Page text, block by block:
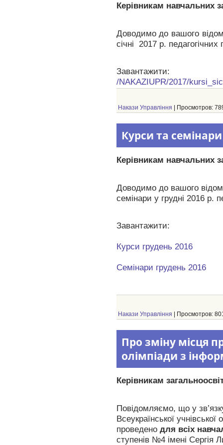
Керівникам навчальних
Доводимо до вашого
січні 2017 р. педагогічних
Завантажити:
/NAKAZIUPR/2017/
Накази Управління | Просмотров:
Курси та
Керівникам навчальних
Доводимо до вашого
семінари у грудні 2016 р.
Завантажити:
Курси грудень 2016
Семінари грудень 2016
Накази Управління | Просмотров:
Про зміну місця
олімпіади з
Керівникам
Повідомляємо, що у
Всеукраїнської
проведено для всіх
ступенів №4 імені Сергія